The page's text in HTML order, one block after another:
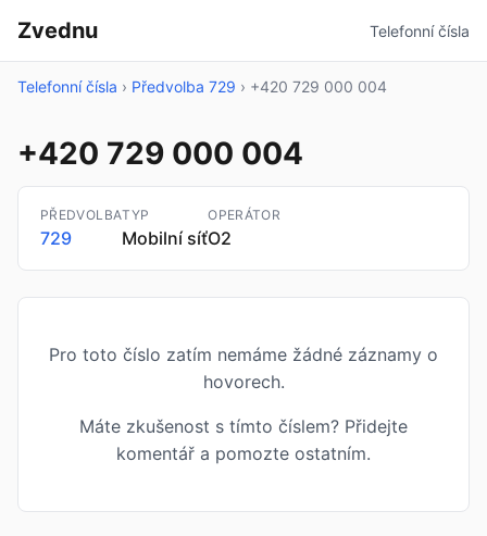
Zvednu Telefonní čísla
Telefonní čísla › Předvolba 729 › +420 729 000 004
+420 729 000 004
PŘEDVOLBA
729
TYP
Mobilní síť
OPERÁTOR
O2
Pro toto číslo zatím nemáme žádné záznamy o
hovorech.
Máte zkušenost s tímto číslem? Přidejte
komentář a pomozte ostatním.